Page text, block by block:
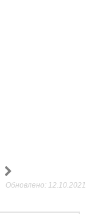
Обновлено: 12.10.2021